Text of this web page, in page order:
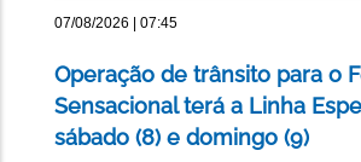
07/08/2026 | 07:45
Operação de trânsito para o
Sensacional terá a Linha
sábado (8) e domingo (9)